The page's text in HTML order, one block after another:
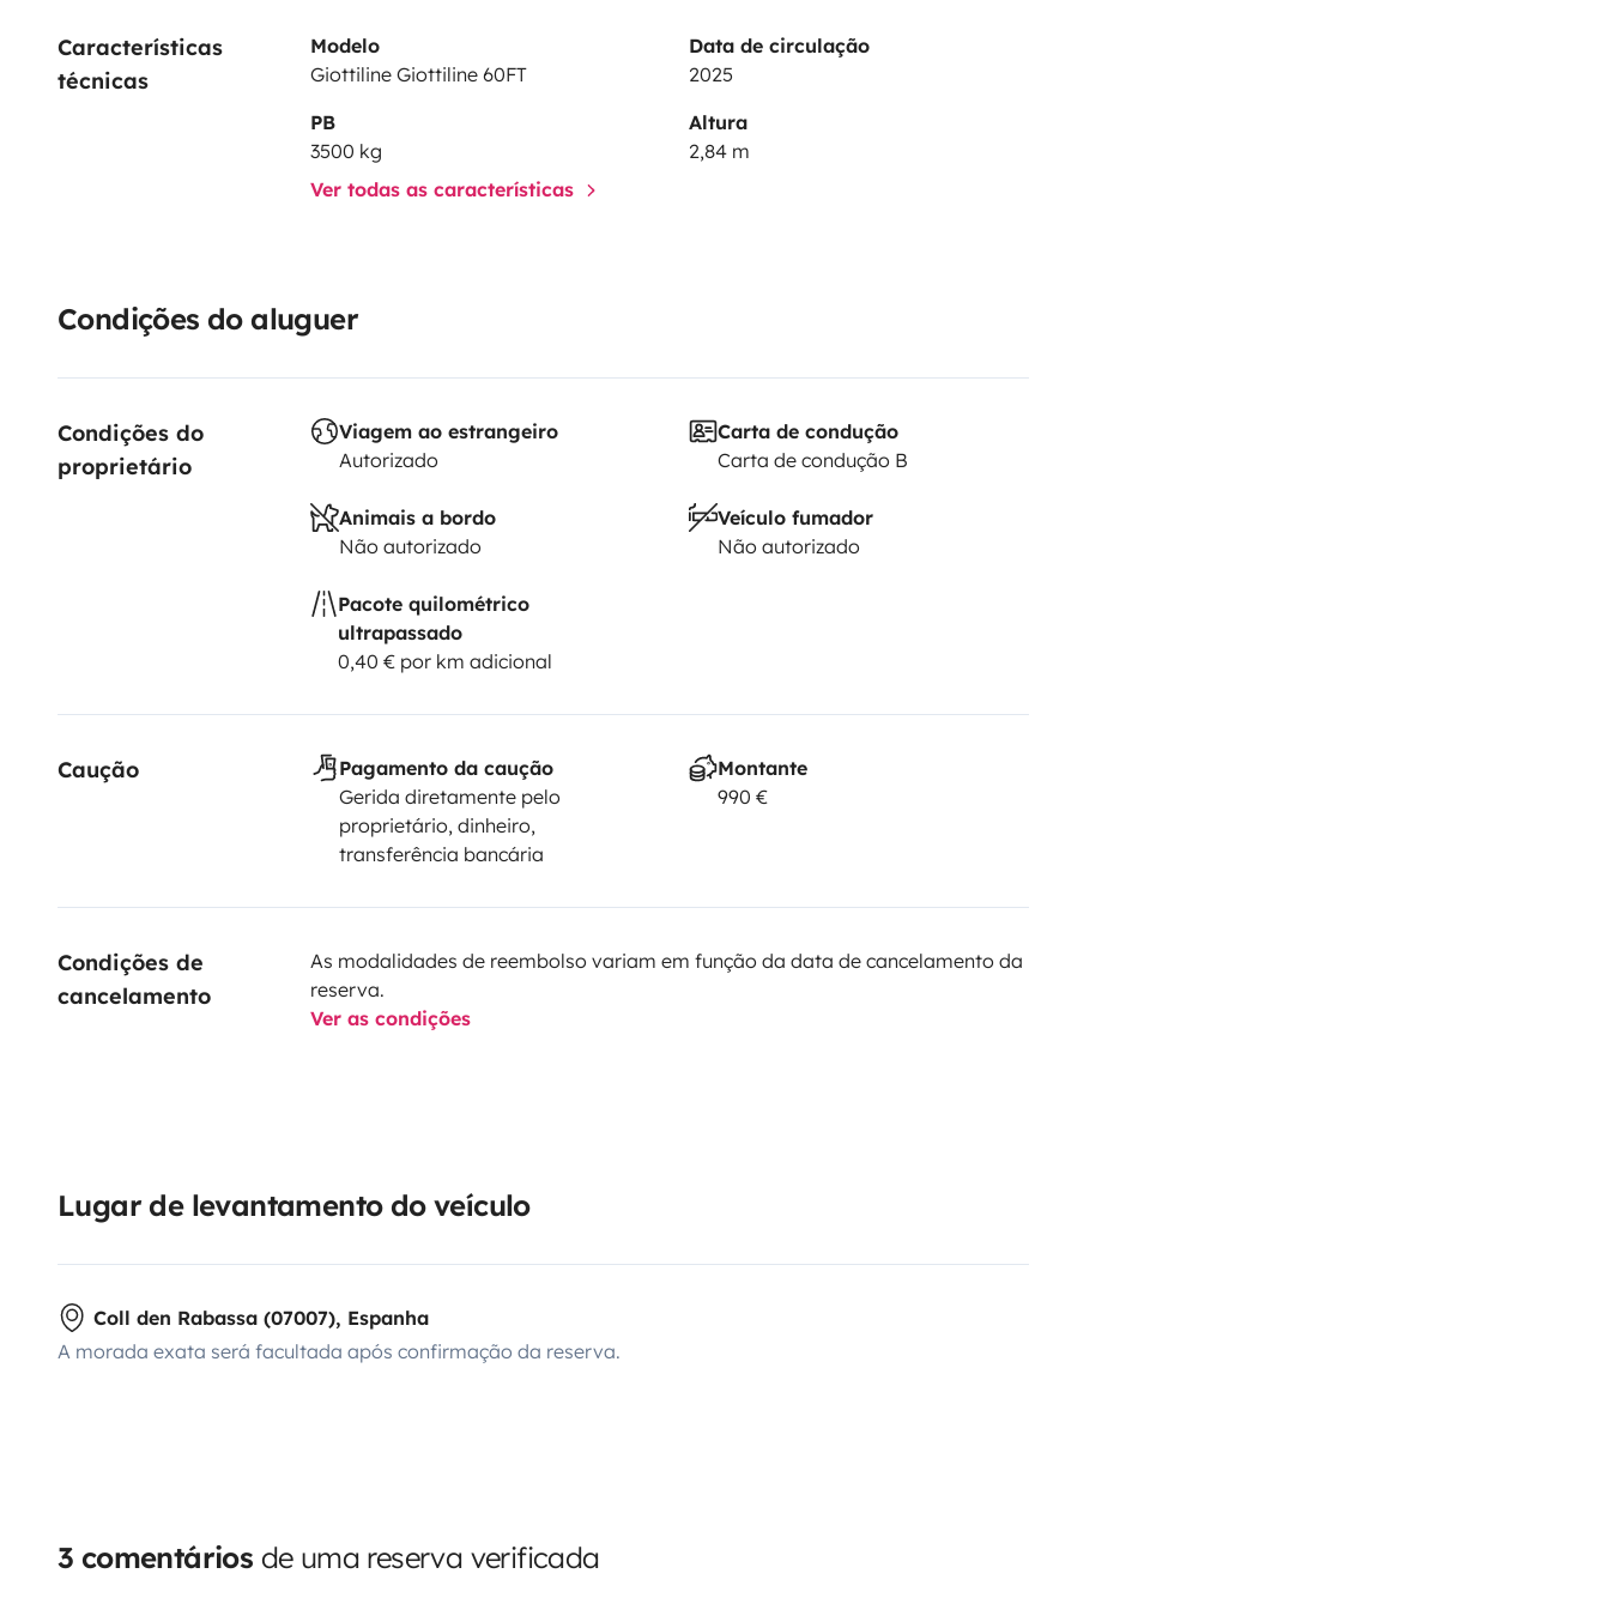
Características
técnicas
Modelo
Giottiline Giottiline 60FT
Data de circulação
2025
PB
3500 kg
Altura
2,84 m
Ver todas as características
Condições do aluguer
Condições do
proprietário
Viagem ao estrangeiro
Autorizado
Carta de condução
Carta de condução B
Animais a bordo
Não autorizado
Veículo fumador
Não autorizado
Pacote quilométrico
ultrapassado
0,40 € por km adicional
Caução
Pagamento da caução
Gerida diretamente pelo
proprietário, dinheiro,
transferência bancária
Montante
990 €
Condições de
cancelamento
As modalidades de reembolso variam em função da data de cancelamento da
reserva.
Ver as condições
Lugar de levantamento do veículo
Coll den Rabassa (07007), Espanha
A morada exata será facultada após confirmação da reserva.
3 comentários de uma reserva verificada